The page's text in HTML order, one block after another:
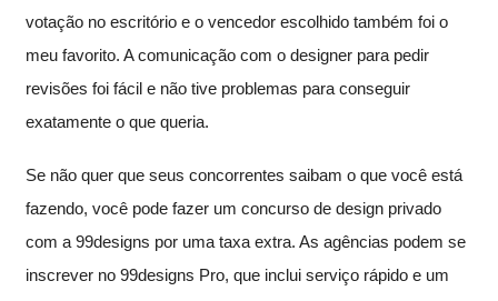
votação no escritório e o vencedor escolhido também foi o
meu favorito. A comunicação com o designer para pedir
revisões foi fácil e não tive problemas para conseguir
exatamente o que queria.
Se não quer que seus concorrentes saibam o que você está
fazendo, você pode fazer um concurso de design privado
com a 99designs por uma taxa extra. As agências podem se
inscrever no 99designs Pro, que inclui serviço rápido e um